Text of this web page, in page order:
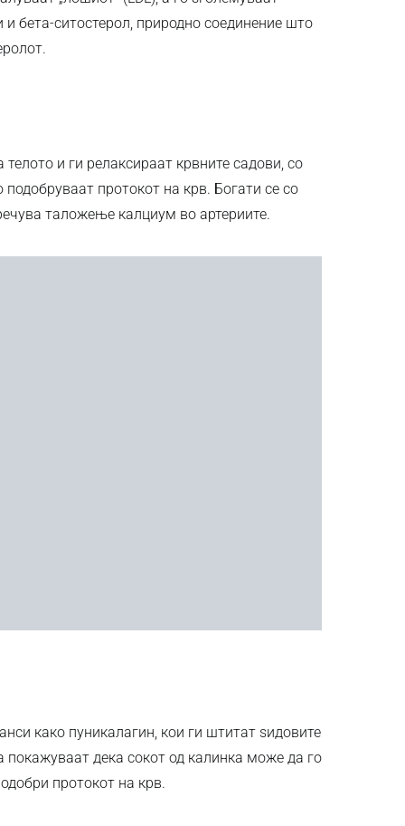
и бета-ситостерол, природно соединение што
и ги релаксираат крвните садови, со
протокот на крв. Богати се со
таложење калциум во артериите.
како пуникалагин, кои ги штитат ѕидовите
дека сокот од калинка може да го
протокот на крв.